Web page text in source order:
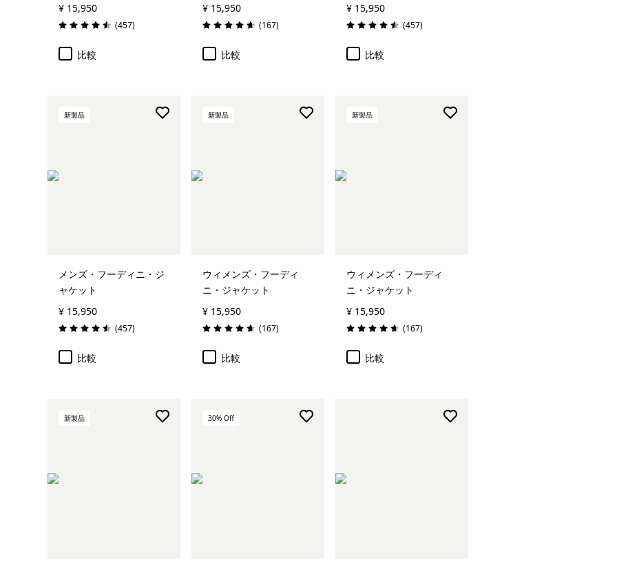
¥ 15,950
評価: 4.5 / 5 (457レビュー
)
比較
¥ 15,950
評価: 4.7 / 5 (167レビュー
)
比較
¥ 15,950
評価: 4.5 / 5 (457レビュー
)
比較
新製品
メンズ・フーディニ・ジ
ャケット
¥ 15,950
評価: 4.5 / 5 (457レビュー
)
比較
新製品
ウィメンズ・フーディ
ニ・ジャケット
¥ 15,950
評価: 4.7 / 5 (167レビュー
)
比較
新製品
ウィメンズ・フーディ
ニ・ジャケット
¥ 15,950
評価: 4.7 / 5 (167レビュー
)
比較
新製品 30% Off